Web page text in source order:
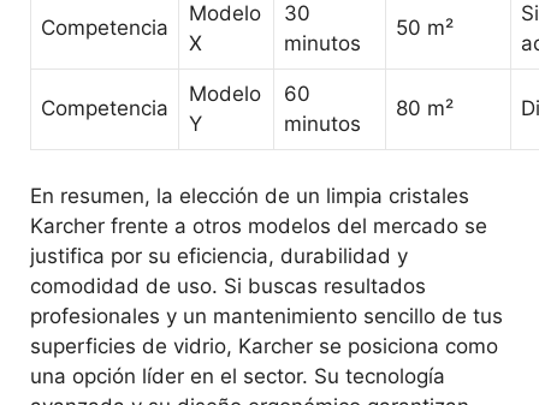
Competencia
Modelo
X
30
minutos
50 m²
Competencia
Modelo
Y
60
minutos
80 m²
En resumen, la elección de un limpia cristales
Karcher frente a otros modelos del mercado se
justifica por su eficiencia, durabilidad y
comodidad de uso. Si buscas resultados
profesionales y un mantenimiento sencillo de tus
superficies de vidrio, Karcher se posiciona como
una opción líder en el sector. Su tecnología